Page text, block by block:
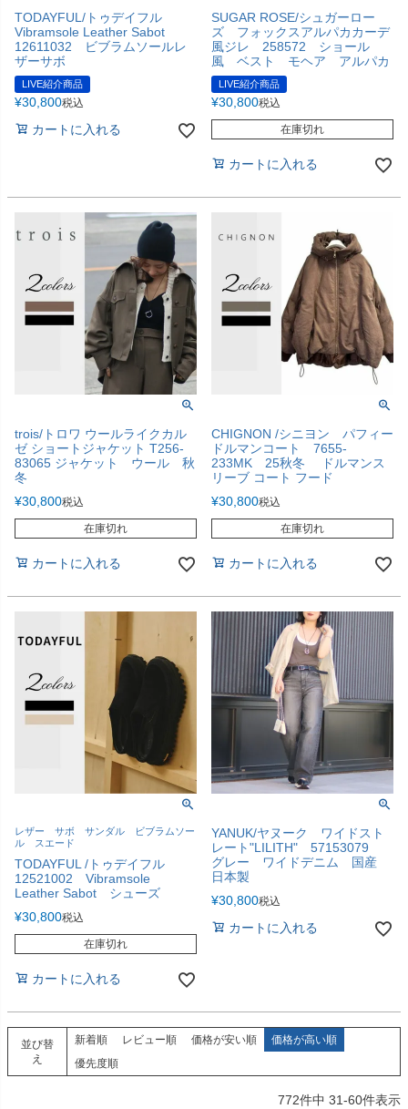
TODAYFUL/トゥデイフル
Vibramsole Leather Sabot
12611032 ビブラムソールレ
ザーサボ
LIVE紹介商品
¥30,800税込
カートに入れる
SUGAR ROSE/シュガーロー
ズ フォックスアルパカカーデ
風ジレ 258572 ショール
風 ベスト モヘア アルパカ
LIVE紹介商品
¥30,800税込
在庫切れ
カートに入れる
trois/トロワ ウールライクカル
ゼ ショートジャケット T256-
83065 ジャケット ウール 秋
冬
¥30,800税込
在庫切れ
カートに入れる
CHIGNON /シニヨン パフィー
ドルマンコート 7655-
233MK 25秋冬 ドルマンス
リーブ コート フード
¥30,800税込
在庫切れ
カートに入れる
レザー サボ サンダル ビブラムソー
ル スエード
TODAYFUL /トゥデイフル
12521002 Vibramsole
Leather Sabot シューズ
¥30,800税込
在庫切れ
カートに入れる
YANUK/ヤヌーク ワイドスト
レート"LILITH" 57153079
グレー ワイドデニム 国産
日本製
¥30,800税込
カートに入れる
並び替
え
新着順 レビュー順 価格が安い順
価格が高い順
優先度順
772件中 31-60件表示